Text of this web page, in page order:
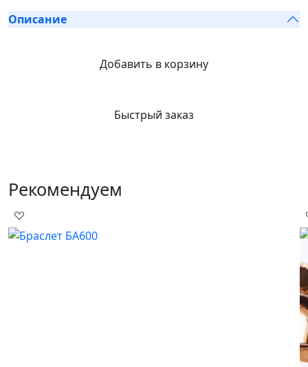
Описание
Добавить в корзину
Быстрый заказ
Рекомендуем